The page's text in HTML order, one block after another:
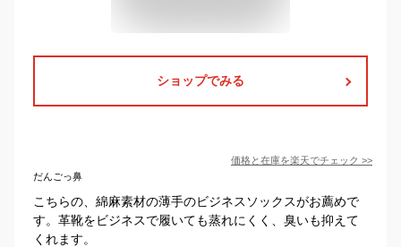
ショップでみる
価格と在庫を楽天でチェック >>
だんごっ鼻
こちらの、綿麻素材の薄手のビジネスソックスがお薦めで
す。革靴をビジネスで履いても蒸れにくく、臭いも抑えて
くれます。